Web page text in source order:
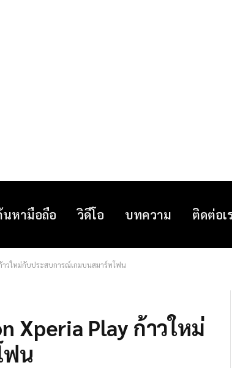
นหามือถือ วิดีโอ บทความ ติดต่อเ
าวใหม่กับประสบการณ์เกมบนสมาร์ทโฟน
Xperia Play ก้าวใหม่
ฟน